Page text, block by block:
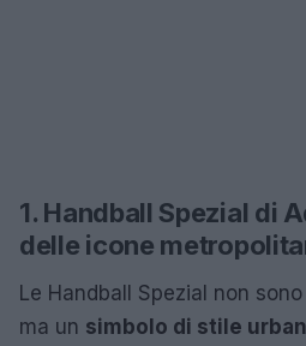
1. Handball Spezial di
delle icone
Le Handball Spezial non
ma un simbolo di stile